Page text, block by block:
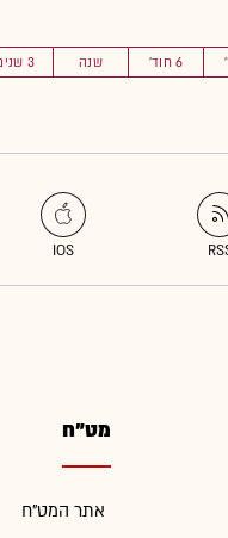
6 חוד' שנה 3 שנים
מט"ח
אתר המט"ח